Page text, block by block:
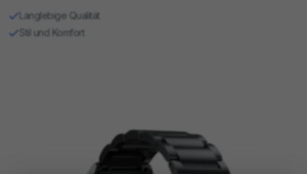
Langlebige Qualität
Stil und Komfort